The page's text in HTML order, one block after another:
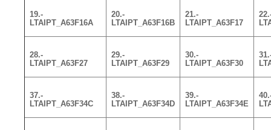
19.-
LTAIPT_A63F16A
20.-
LTAIPT_A63F16B
21.-
LTAIPT_A63F17
28.-
LTAIPT_A63F27
29.-
LTAIPT_A63F29
30.-
LTAIPT_A63F30
37.-
LTAIPT_A63F34C
38.-
LTAIPT_A63F34D
39.-
LTAIPT_A63F34E